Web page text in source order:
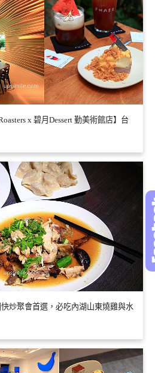
x 碧月Dessert 勤美術館店】台
炒聚會首選，必吃內湖山東燒雞與水